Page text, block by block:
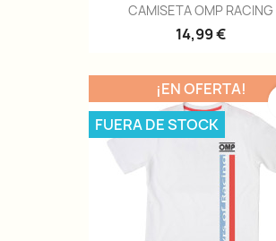
CAMISETA OMP RACING
14,99 €
¡EN OFERTA!
FUERA DE STOCK